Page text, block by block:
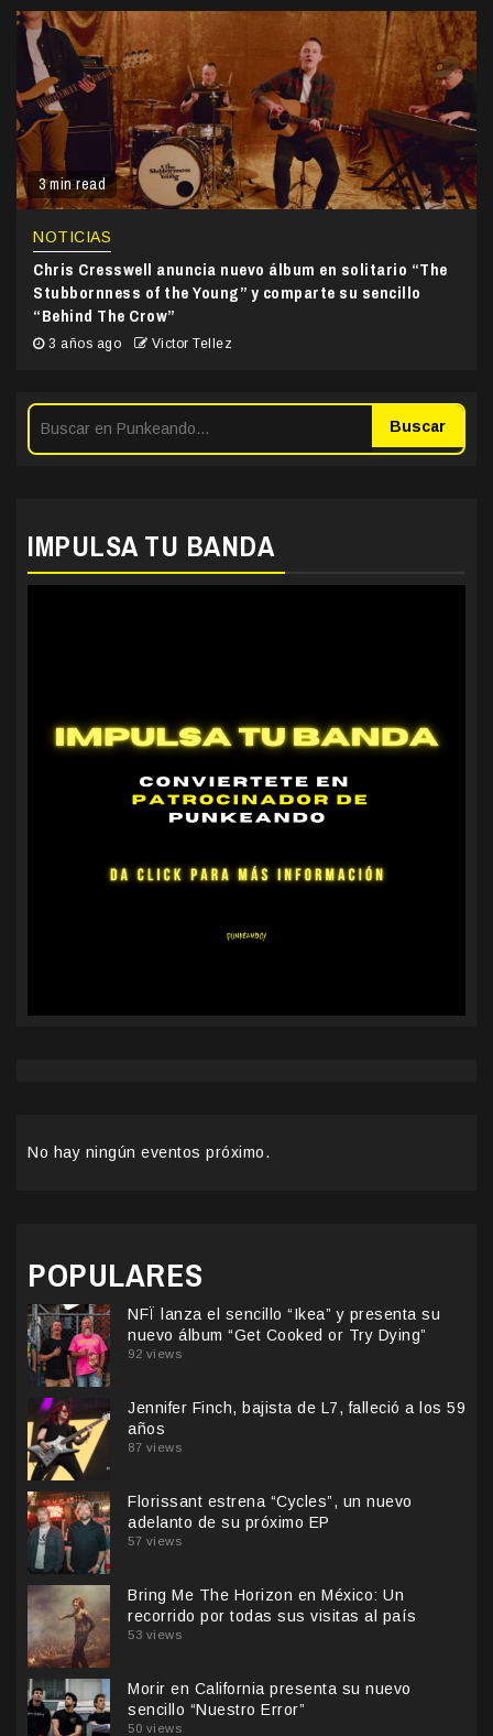
3 min read
NOTICIAS
Chris Cresswell anuncia nuevo álbum en solitario “The
Stubbornness of the Young” y comparte su sencillo
“Behind The Crow”
3 años ago Victor Tellez
Buscar
IMPULSA TU BANDA
No hay ningún eventos próximo.
POPULARES
NFÏ lanza el sencillo “Ikea” y presenta su
nuevo álbum “Get Cooked or Try Dying”
92 views
Jennifer Finch, bajista de L7, falleció a los 59
años
87 views
Florissant estrena “Cycles”, un nuevo
adelanto de su próximo EP
57 views
Bring Me The Horizon en México: Un
recorrido por todas sus visitas al país
53 views
Morir en California presenta su nuevo
sencillo “Nuestro Error”
50 views